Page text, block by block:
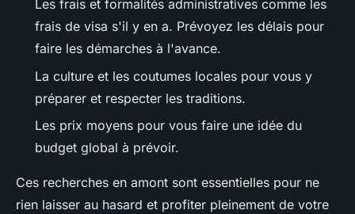
Les frais et formalités administratives comme les
frais de visa s'il y en a. Prévoyez les délais pour
faire les démarches à l'avance.
La culture et les coutumes locales pour vous y
préparer et respecter les traditions.
Les prix moyens pour vous faire une idée du
budget global à prévoir.
Ces recherches en amont sont essentielles pour ne
rien laisser au hasard et profiter pleinement de votre